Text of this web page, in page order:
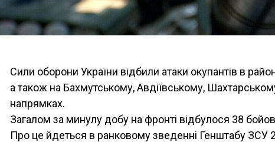
Сили оборони України відбили атаки окупантів в
а також на Бахмутському, Авдіївському,
напрямках.
Загалом за минулу добу на фронті відбулося 38
Про це йдеться в ранковому зведенні Генштабу ЗСУ